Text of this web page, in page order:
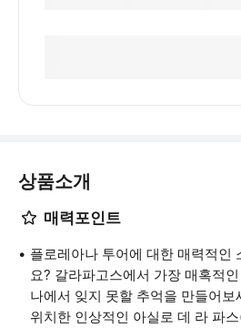
상품소개
매력포인트
플로레아나 투어에 대한 매력적인
요? 갈라파고스에서 가장 매혹적
나에서 잊지 못할 추억을 만들어
위치한 인상적인 아실로 데 라 파